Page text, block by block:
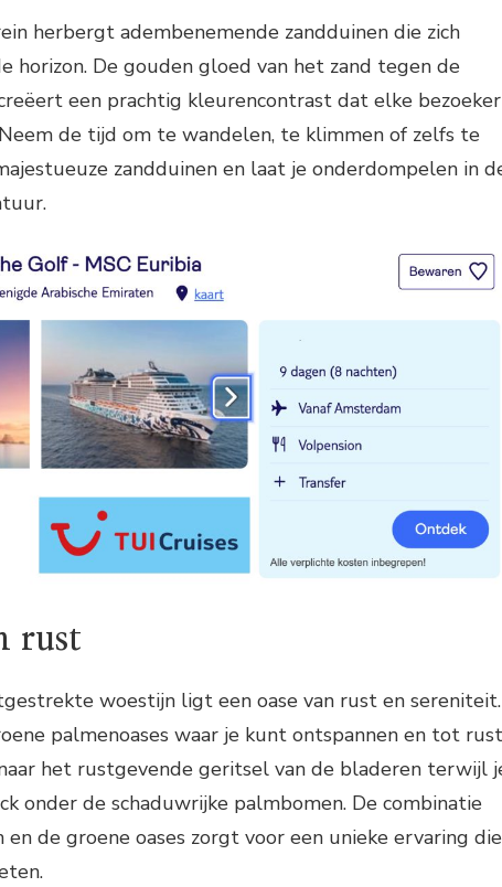
herbergt adembenemende zandduinen die zich
horizon. De gouden gloed van het zand tegen de
een prachtig kleurencontrast dat elke bezoeker
de tijd om te wandelen, te klimmen of zelfs te
zandduinen en laat je onderdompelen in
rust
woestijn ligt een oase van rust en sereniteit.
palmenoases waar je kunt ontspannen en tot rust
het rustgevende geritsel van de bladeren terwijl
onder de schaduwrijke palmbomen. De combinatie
de groene oases zorgt voor een unieke ervaring die